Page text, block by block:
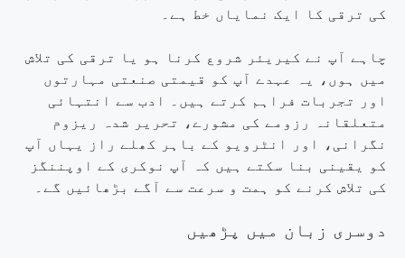
کی ترقی کا ایک نمایاں خط ہے۔
چاہے آپ نے کیریئر شروع کرنا ہو یا ترقی کی تلاش
میں ہوں، یہ عہدے آپ کو قیمتی صنعتی مہارتوں
اور تجربات فراہم کرتے ہیں۔ ادب سے انتہائی
متعلقانہ رزومے کی مشورے، تحریر شدہ ریزوم
نگرانی، اور انٹرویو کے باہر کھلے راز یہاں آپ
کو یقینی بنا سکتے ہیں کہ آپ نوکری کے اوپننگز
کی تلاش کرنے کو ہمت و سرعت سے آگے بڑھائیں گے۔
دوسری زبان میں پڑھیں